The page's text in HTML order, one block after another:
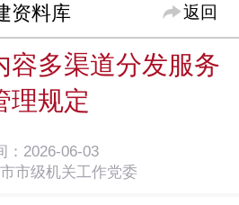
资料库 返回
容多渠道分发服务
理规定
：2026-06-03
市级机关工作党委